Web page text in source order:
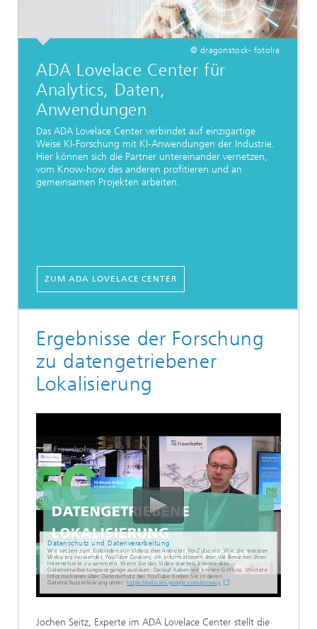
© dragonstock- fotolia
ADA Lovelace Center für
Analytics, Daten,
Anwendungen
Das ADA Lovelace Center verbindet auf einzigartige
Weise KI-Forschung mit KI-Anwendungen der Industrie.
Hier können sich die Partner untereinander vernetzen,
vom Know-how des anderen profitieren und an
gemeinsamen Projekten arbeiten.
ZUM ADA LOVELACE CENTER
Ergebnisse der Forschung
zu datengetriebener
Lokalisierung
Datenschutz und Datenverarbeitung
Wir setzen zum Einbinden von Videos den Anbieter YouTube ein. Wie die meisten
Websites verwendet YouTube Cookies, um Informationen über die Besucher ihrer
Internetseite zu sammeln. Wenn Sie das Video starten, könnte dies
Datenverarbeitungsvorgänge auslösen. Darauf haben wir keinen Einfluss. Weitere
Informationen über Datenschutz bei YouTube finden Sie in deren
Datenschutzerklärung unter: https://policies.google.com/privacy
Jochen Seitz, Experte im ADA Lovelace Center stellt die